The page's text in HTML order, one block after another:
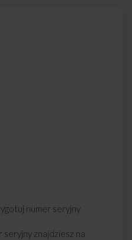
numer seryjny
znajdziesz na